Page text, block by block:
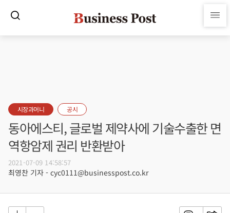
시장과머니 공시
동아에스티, 글로벌 제약사에 기술수출한 면
역항암제 권리 반환받아
2021-07-09 14:58:57
최영찬 기자 - cyc0111@businesspost.co.kr